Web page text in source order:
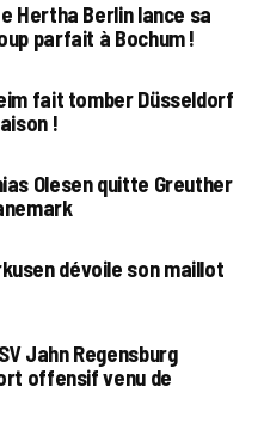
Hertha Berlin lance sa
parfait à Bochum !
fait tomber Düsseldorf
!
Olesen quitte Greuther
dévoile son maillot
Jahn Regensburg
offensif venu de